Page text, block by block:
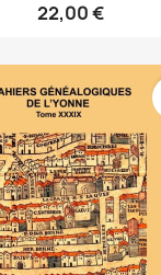
22,00 €